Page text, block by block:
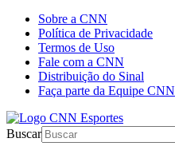
Sobre a CNN
Política de Privacidade
Termos de Uso
Fale com a CNN
Distribuição do Sinal
Faça parte da Equipe CNN
Buscar